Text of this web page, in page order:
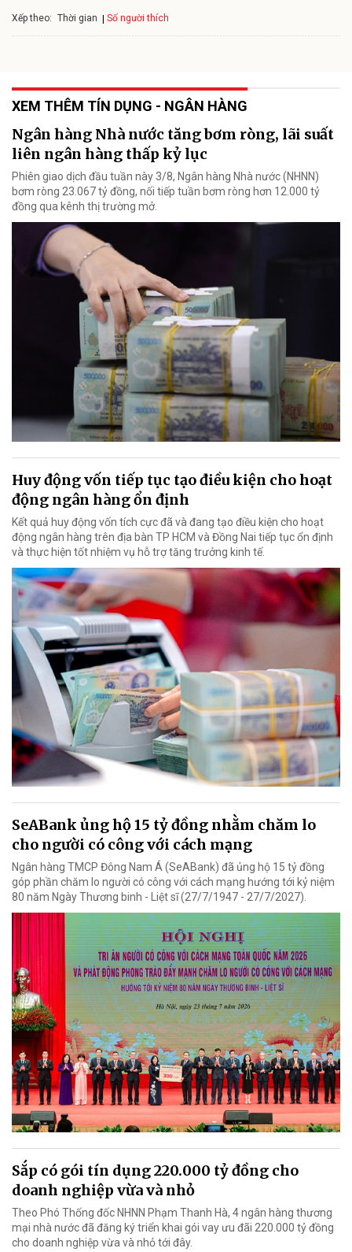
Xếp theo: Thời gian Số người thích
XEM THÊM TÍN DỤNG - NGÂN HÀNG
Ngân hàng Nhà nước tăng bơm ròng, lãi suất
liên ngân hàng thấp kỷ lục
Phiên giao dịch đầu tuần này 3/8, Ngân hàng Nhà nước (NHNN)
bơm ròng 23.067 tỷ đồng, nối tiếp tuần bơm ròng hơn 12.000 tỷ
đồng qua kênh thị trường mở.
Huy động vốn tiếp tục tạo điều kiện cho hoạt
động ngân hàng ổn định
Kết quả huy động vốn tích cực đã và đang tạo điều kiện cho hoạt
động ngân hàng trên địa bàn TP HCM và Đồng Nai tiếp tục ổn định
và thực hiện tốt nhiệm vụ hỗ trợ tăng trưởng kinh tế.
SeABank ủng hộ 15 tỷ đồng nhằm chăm lo
cho người có công với cách mạng
Ngân hàng TMCP Đông Nam Á (SeABank) đã ủng hộ 15 tỷ đồng
góp phần chăm lo người có công với cách mạng hướng tới kỷ niệm
80 năm Ngày Thương binh - Liệt sĩ (27/7/1947 - 27/7/2027).
Sắp có gói tín dụng 220.000 tỷ đồng cho
doanh nghiệp vừa và nhỏ
Theo Phó Thống đốc NHNN Phạm Thanh Hà, 4 ngân hàng thương
mại nhà nước đã đăng ký triển khai gói vay ưu đãi 220.000 tỷ đồng
cho doanh nghiệp vừa và nhỏ tới đây.